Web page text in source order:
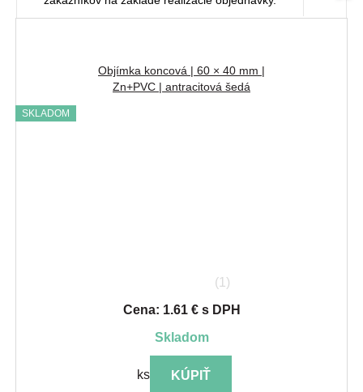
Objímka koncová | 60 × 40 mm |
Zn+PVC | antracitová šedá
SKLADOM
(1)
Cena: 1.61 € s DPH
skladom
ks KÚPIŤ